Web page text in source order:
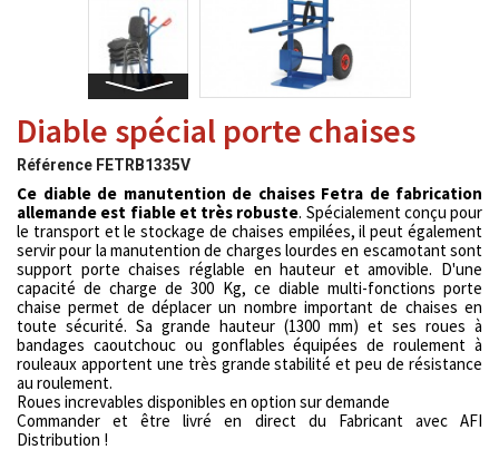
Diable spécial porte chaises
Référence FETRB1335V
Ce diable de manutention de chaises Fetra de fabrication
allemande est fiable et très robuste. Spécialement conçu pour
le transport et le stockage de chaises empilées, il peut également
servir pour la manutention de charges lourdes en escamotant sont
support porte chaises réglable en hauteur et amovible. D'une
capacité de charge de 300 Kg, ce diable multi-fonctions porte
chaise permet de déplacer un nombre important de chaises en
toute sécurité. Sa grande hauteur (1300 mm) et ses roues à
bandages caoutchouc ou gonflables équipées de roulement à
rouleaux apportent une très grande stabilité et peu de résistance
au roulement.
Roues increvables disponibles en option sur demande
Commander et être livré en direct du Fabricant avec AFI
Distribution !